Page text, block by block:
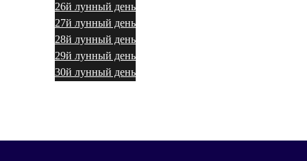
26й лунный день
27й лунный день
28й лунный день
29й лунный день
30й лунный день